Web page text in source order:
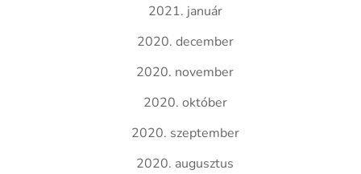
2021. január
2020. december
2020. november
2020. október
2020. szeptember
2020. augusztus